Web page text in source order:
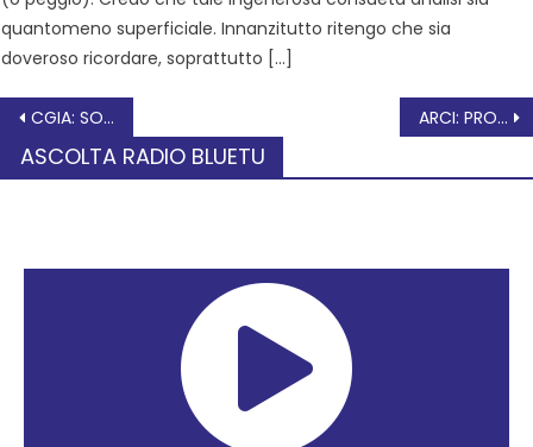
quantomeno superficiale. Innanzitutto ritengo che sia
doveroso ricordare, soprattutto […]
CGIA: SONO 118.00 LE FAMIGLIE VENETE IN POVERTÀ ENERGETICA ARCI: PROGETTO Volontè
ASCOLTA RADIO BLUETU